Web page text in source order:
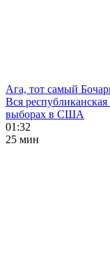
Ага, тот самый
Вся
выборах в США
01:32
25 мин